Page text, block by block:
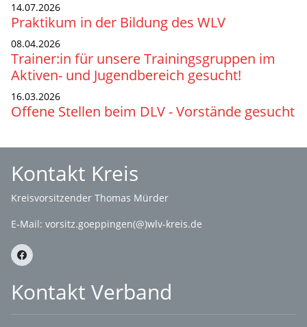
14.07.2026
Praktikum in der Bildung des WLV
08.04.2026
Trainer:in für unsere Trainingsgruppen im
Aktiven- und Jugendbereich gesucht!
16.03.2026
Offene Stellen beim DLV - Vorstände gesucht
Kontakt Kreis
Kreisvorsitzender Thomas Mürder
E-Mail: vorsitz.goeppingen(@)wlv-kreis.de
Kontakt Verband